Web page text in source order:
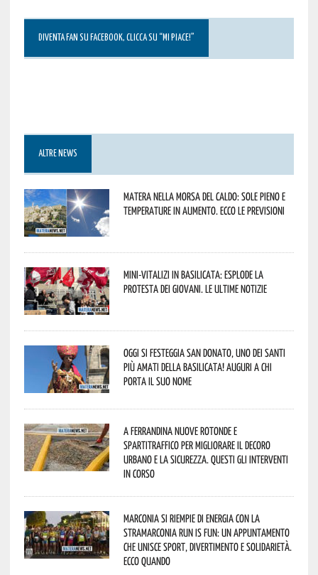
DIVENTA FAN SU FACEBOOK, CLICCA SU “MI PIACE!”
ALTRE NEWS
Matera nella morsa del caldo: sole pieno e
temperature in aumento. Ecco le previsioni
Mini-vitalizi in Basilicata: esplode la
protesta dei giovani. Le ultime notizie
Oggi si festeggia San Donato, uno dei Santi
più amati della Basilicata! Auguri a chi
porta il suo nome
A Ferrandina nuove rotonde e
spartitraffico per migliorare il decoro
urbano e la sicurezza. Questi gli interventi
in corso
Marconia si riempie di energia con la
StraMarconia Run is Fun: un appuntamento
che unisce sport, divertimento e solidarietà.
Ecco quando